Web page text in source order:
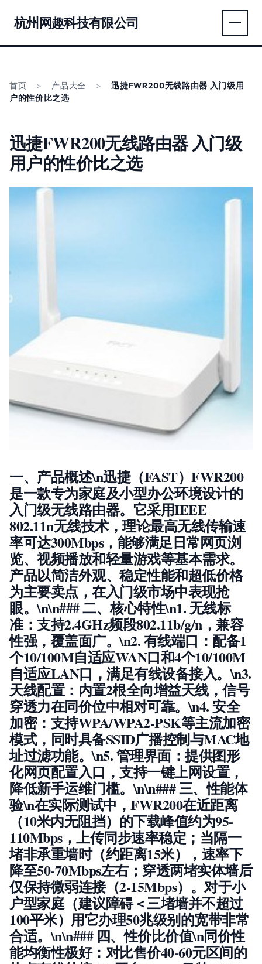
杭州网趣科技有限公司
首页 > 产品大全 >
迅捷FWR200无线路由器 入门级用
户的性价比之选
迅捷FWR200无线路由器 入门级
用户的性价比之选
一、产品概述\n迅捷（FAST）FWR200
是一款专为家庭及小型办公环境设计的
入门级无线路由器。它采用IEEE
802.11n无线技术，理论最高无线传输速
率可达300Mbps，能够满足日常网页浏
览、视频播放和轻量游戏等基本需求。
产品以简洁外观、稳定性能和超低价格
为主要卖点，在入门级市场中表现抢
眼。\n\n### 二、核心特性\n1. 无线标
准：支持2.4GHz频段802.11b/g/n，兼容
性强，覆盖面广。\n2.有线端口 ：配备1
个10/100M自适应WAN口和4个10/100M
自适应LAN口，满足有线设备接入。\n3.
天线配置：内置2根全向增益天线，信号
穿透力在同价位中相对可靠。\n4.安全
加密：支持WPA/WPA2-PSK等主流加密
模式，同时具备SSID广播控制与MAC地
址过滤功能。\n5.管理界面：提供图形
化网页配置入口，支持一键上网设置，
降低新手运维门槛。\n\n### 三、性能体
验\n在实际测试中，FWR200在近距离
（10米内无阻挡）的下载峰值约为95-
110Mbps，上传同步速率稳定；当隔一
堵非承重墙时（约距离15米），速率下
降至50-70Mbps左右；穿透两堵实体墙后
仅保持微弱连接（2-15Mbps）。对于小
户型家庭（建议障碍＜三堵墙并不超过
100平米）用它办理50兆级别的宽带非常
合适。\n\n### 四、性价比价值\n同价性
能均衡性极好：对比售价40-60元区间的